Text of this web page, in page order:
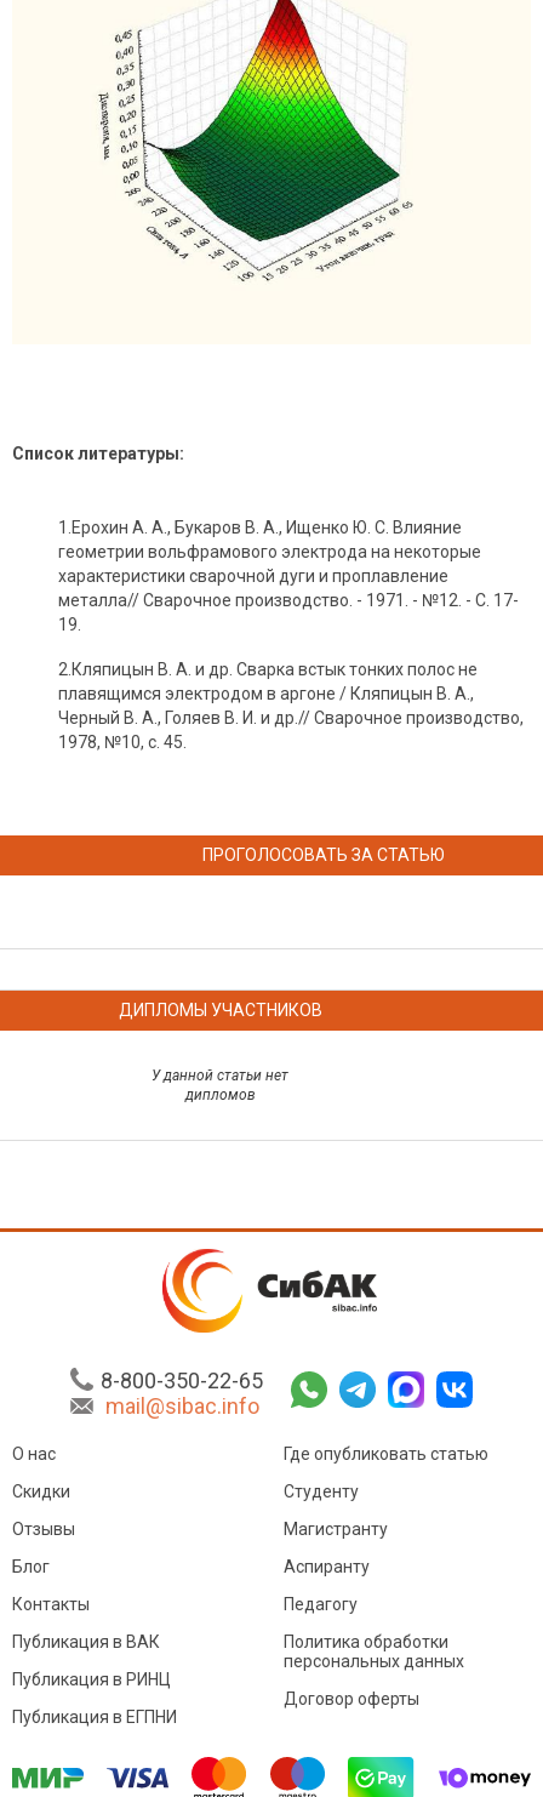
Список литературы:
1.Ерохин А. А., Букаров В. А., Ищенко Ю. С. Влияние
геометрии вольфрамового электрода на некоторые
характеристики сварочной дуги и проплавление
металла// Сварочное производство. - 1971. - №12. - С. 17-
19.
2.Кляпицын В. А. и др. Сварка встык тонких полос не
плавящимся электродом в аргоне / Кляпицын В. А.,
Черный В. А., Голяев В. И. и др.// Сварочное производство,
1978, №10, с. 45.
ПРОГОЛОСОВАТЬ ЗА СТАТЬЮ
ДИПЛОМЫ УЧАСТНИКОВ
У данной статьи нет
дипломов
8-800-350-22-65
mail@sibac.info
О нас
Скидки
Отзывы
Блог
Контакты
Где опубликовать статью
Студенту
Магистранту
Аспиранту
Педагогу
Публикация в ВАК
Публикация в РИНЦ
Публикация в ЕГПНИ
Политика обработки
персональных данных
Договор оферты